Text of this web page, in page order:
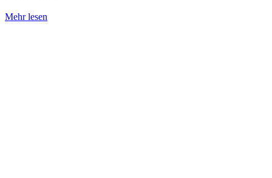
Mehr lesen